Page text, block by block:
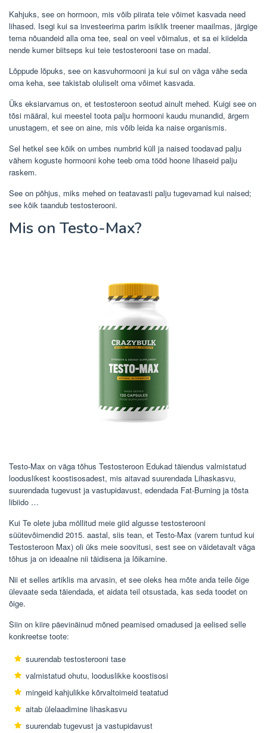
Kahjuks, see on hormoon, mis võib piirata teie võimet kasvada need
lihased. Isegi kui sa investeerima parim isiklik treener maailmas, järgige
tema nõuandeid alla oma tee, seal on veel võimalus, et sa ei kiidelda
nende kumer biitseps kui teie testosterooni tase on madal.
Lõppude lõpuks, see on kasvuhormooni ja kui sul on väga vähe seda
oma keha, see takistab oluliselt oma võimet kasvada.
Üks eksiarvamus on, et testosteroon seotud ainult mehed. Kuigi see on
tõsi määral, kui meestel toota palju hormooni kaudu munandid, ärgem
unustagem, et see on aine, mis võib leida ka naise organismis.
Sel hetkel see kõik on umbes numbrid küll ja naised toodavad palju
vähem koguste hormooni kohe teeb oma tööd hoone lihaseid palju
raskem.
See on põhjus, miks mehed on teatavasti palju tugevamad kui naised;
see kõik taandub testosterooni.
Mis on Testo-Max?
Testo-Max on väga tõhus Testosteroon Edukad täiendus valmistatud
looduslikest koostisosadest, mis aitavad suurendada Lihaskasvu,
suurendada tugevust ja vastupidavust, edendada Fat-Burning ja tõsta
libiido …
Kui Te olete juba möllitud meie giid algusse testosterooni
süütevõimendid 2015. aastal, siis tean, et Testo-Max (varem tuntud kui
Testosteroon Max) oli üks meie soovitusi, sest see on väidetavalt väga
tõhus ja on ideaalne nii täidisena ja lõikamine.
Nii et selles artiklis ma arvasin, et see oleks hea mõte anda teile õige
ülevaate seda täiendada, et aidata teil otsustada, kas seda toodet on
õige.
Siin on kiire päevinäinud mõned peamised omadused ja eelised selle
konkreetse toote:
suurendab testosterooni tase
valmistatud ohutu, looduslikke koostisosi
mingeid kahjulikke kõrvaltoimeid teatatud
aitab ülelaadimine lihaskasvu
suurendab tugevust ja vastupidavust